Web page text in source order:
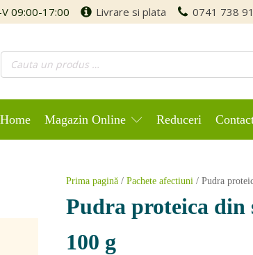
09:00-17:00 Livrare si plata 0741 738
Home Magazin Online Reduceri
Prima pagină / Pachete afectiuni / Pudra
Pudra proteica din
100 g